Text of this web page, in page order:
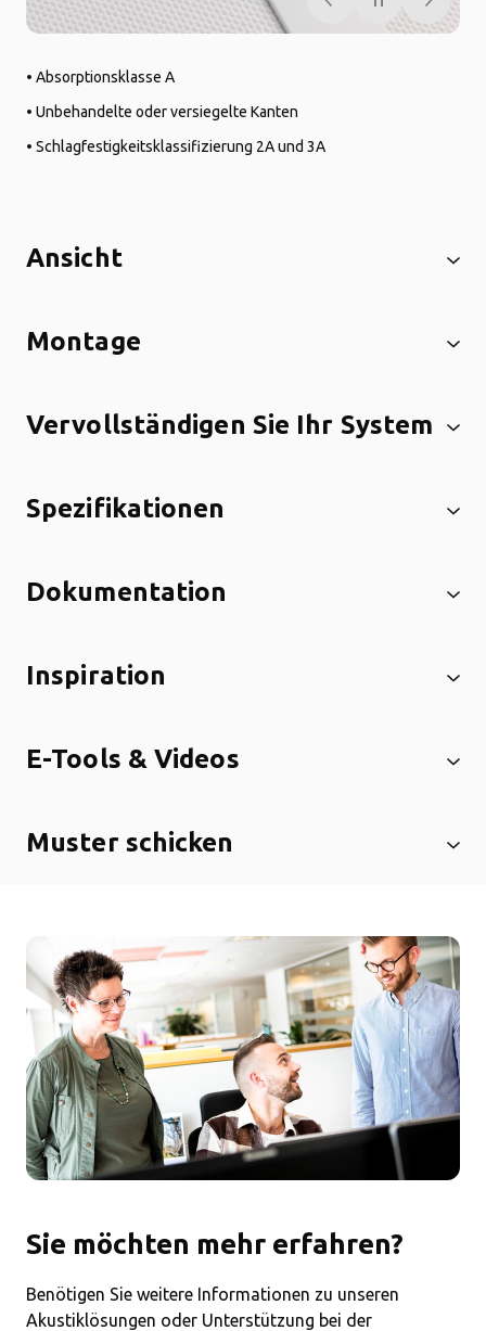
• Absorptionsklasse A
• Unbehandelte oder versiegelte Kanten
• Schlagfestigkeitsklassifizierung 2A und 3A
Ansicht
Montage
Vervollständigen Sie Ihr System
Spezifikationen
Dokumentation
Inspiration
E-Tools & Videos
Muster schicken
Sie möchten mehr erfahren?
Benötigen Sie weitere Informationen zu unseren
Akustiklösungen oder Unterstützung bei der